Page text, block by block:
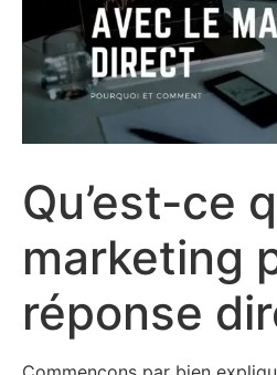
Qu’est-ce
marketing
réponse